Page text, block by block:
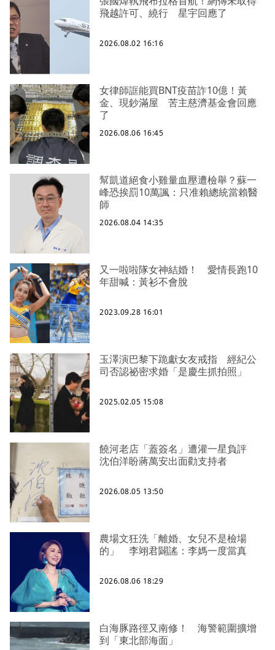
飛越許可、繞行 星宇回應了
2026.08.02 16:16
女律師誆能買BNT疫苗詐10億！黃
金、現鈔滿屋 苦主慈濟基金會回應
了
2026.08.06 16:45
幫凱道絕食小雞量血壓遭檢舉？蘇一
峰恐挨罰10萬諷：只准賴總統當賴醫
師
2026.08.04 14:35
又一啦啦隊女神結婚！ 愛情長跑10
年甜喊：黃衫不會脫
2023.09.28 16:01
玉澤演巴黎下跪獻女友戒指 經紀公
司否認祕密求婚「是慶生抓拍照」
2025.02.05 15:08
饒河老店「蓋簽名」遭灌一星負評
沈伯洋盼蔣萬安出面勸支持者
2026.08.05 13:50
農場文狂洗「離婚、女兒不是檢場
的」 李翊君闢謠：李媽一度當真
2026.08.06 18:29
白海豚路徑又南修！ 海警範圍擴增
到「東北部海面」